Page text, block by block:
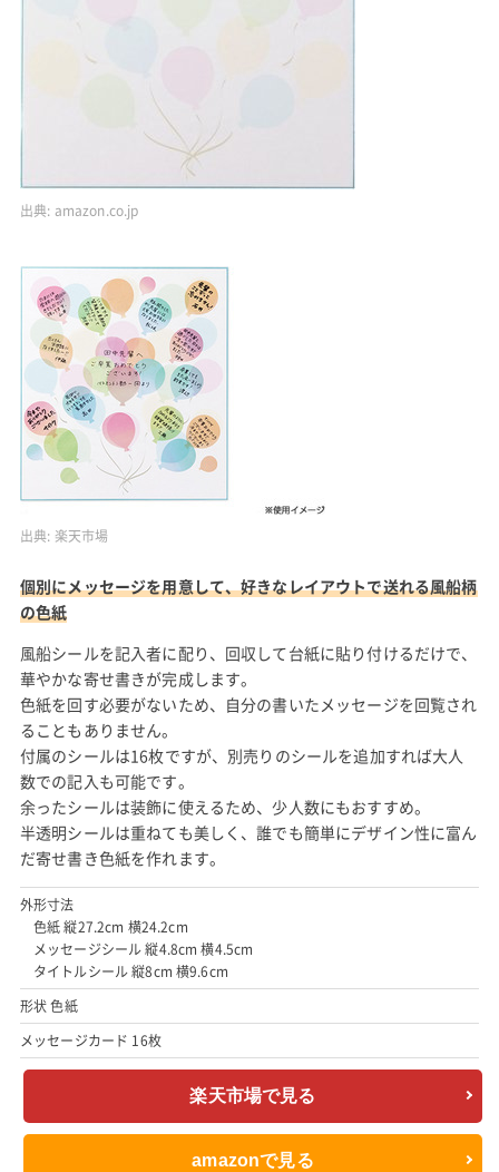
出典: amazon.co.jp
出典: 楽天市場
個別にメッセージを用意して、好きなレイアウトで送れる風船柄
の色紙
風船シールを記入者に配り、回収して台紙に貼り付けるだけで、
華やかな寄せ書きが完成します。
色紙を回す必要がないため、自分の書いたメッセージを回覧され
ることもありません。
付属のシールは16枚ですが、別売りのシールを追加すれば大人
数での記入も可能です。
余ったシールは装飾に使えるため、少人数にもおすすめ。
半透明シールは重ねても美しく、誰でも簡単にデザイン性に富ん
だ寄せ書き色紙を作れます。
外形寸法
色紙 縦27.2cm 横24.2cm
メッセージシール 縦4.8cm 横4.5cm
タイトルシール 縦8cm 横9.6cm
形状 色紙
メッセージカード 16枚
楽天市場で見る
amazonで見る